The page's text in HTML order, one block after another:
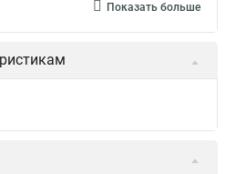
Hyperline outdoor
Показать больше